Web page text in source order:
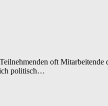
oft
politisch…